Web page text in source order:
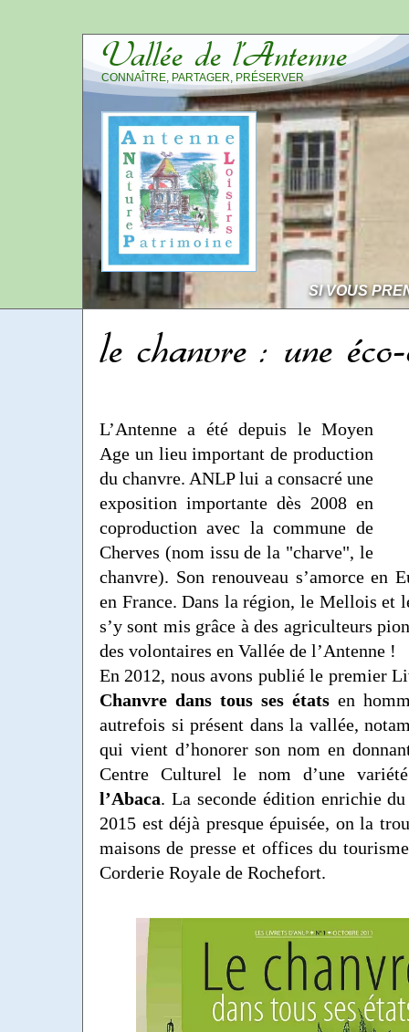
Vallée de l’Antenne
CONNAÎTRE, PARTAGER, PRÉSERVER
SI VOUS
le chanvre : une
L’Antenne a été depuis le Moyen
Age un lieu important de production
du chanvre. ANLP lui a consacré une
exposition importante dès 2008 en
coproduction avec la commune de
Cherves (nom issu de la "charve", le
chanvre). Son renouveau s’amorce en
en France. Dans la région, le Mellois et
s’y sont mis grâce à des agriculteurs
des volontaires en Vallée de l’Antenne !
En 2012, nous avons publié le premier
Chanvre dans tous ses états en
autrefois si présent dans la vallée,
qui vient d’honorer son nom en
Centre Culturel le nom d’une
l’Abaca. La seconde édition enrichie
2015 est déjà presque épuisée, on la
maisons de presse et offices du
Corderie Royale de Rochefort.